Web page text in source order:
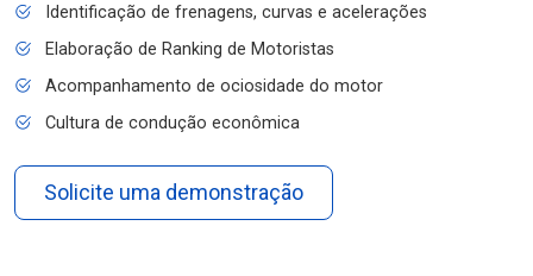
Identificação de frenagens, curvas e acelerações
Elaboração de Ranking de Motoristas
Acompanhamento de ociosidade do motor
Cultura de condução econômica
Solicite uma demonstração